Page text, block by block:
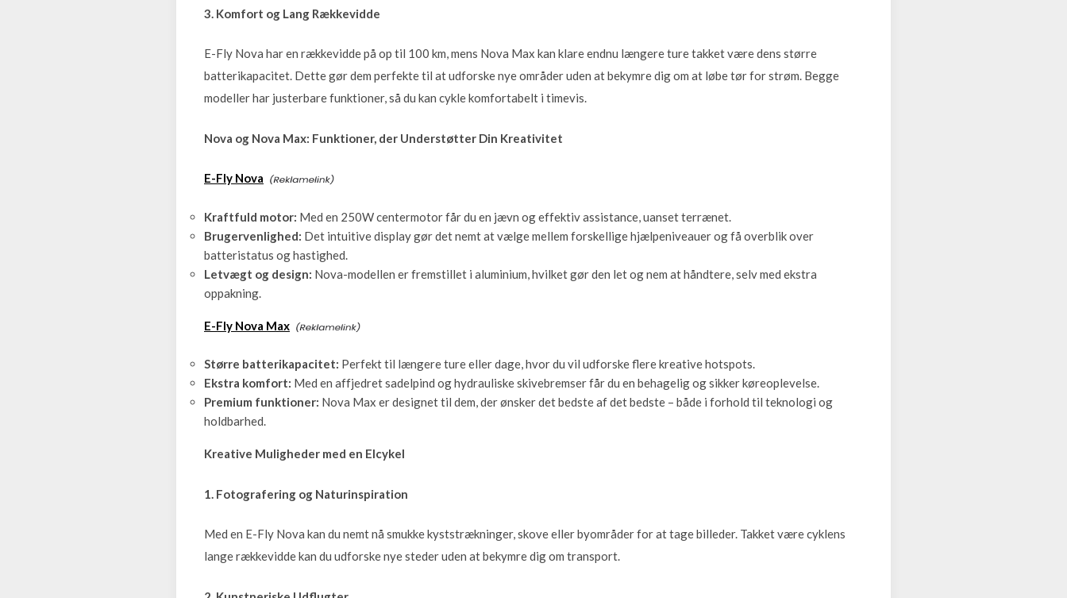
3. Komfort og Lang Rækkevidde
E-Fly Nova har en rækkevidde på op til 100 km, mens Nova Max kan klare endnu længere ture takket være dens større
batterikapacitet. Dette gør dem perfekte til at udforske nye områder uden at bekymre dig om at løbe tør for strøm. Begge
modeller har justerbare funktioner, så du kan cykle komfortabelt i timevis.
Nova og Nova Max: Funktioner, der Understøtter Din Kreativitet
E-Fly Nova
Kraftfuld motor: Med en 250W centermotor får du en jævn og effektiv assistance, uanset terrænet.
Brugervenlighed: Det intuitive display gør det nemt at vælge mellem forskellige hjælpeniveauer og få overblik over
batteristatus og hastighed.
Letvægt og design: Nova-modellen er fremstillet i aluminium, hvilket gør den let og nem at håndtere, selv med ekstra
oppakning.
E-Fly Nova Max
Større batterikapacitet: Perfekt til længere ture eller dage, hvor du vil udforske flere kreative hotspots.
Ekstra komfort: Med en affjedret sadelpind og hydrauliske skivebremser får du en behagelig og sikker køreoplevelse.
Premium funktioner: Nova Max er designet til dem, der ønsker det bedste af det bedste – både i forhold til teknologi og
holdbarhed.
Kreative Muligheder med en Elcykel
1. Fotografering og Naturinspiration
Med en E-Fly Nova kan du nemt nå smukke kyststrækninger, skove eller byområder for at tage billeder. Takket være cyklens
lange rækkevidde kan du udforske nye steder uden at bekymre dig om transport.